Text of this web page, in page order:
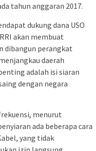
tahun anggaran 2017.
dukung dana USO
akan membuat
dibangun perangkat
daerah
adalah isi siaran
dengan negara
menurut
ada beberapa cara
yang tidak